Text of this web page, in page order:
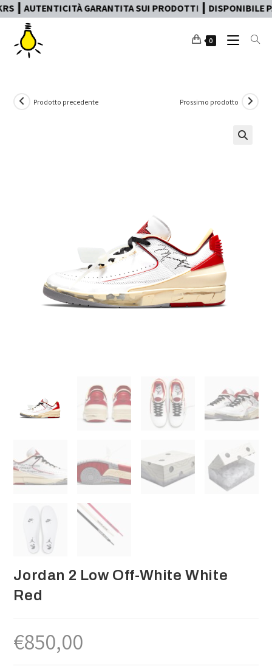
SUI PRODOTTI ┃ DISPONIBILE
0
Prodotto precedente Prossimo prodotto
Jordan 2 Low Off-White White
Red
€850,00